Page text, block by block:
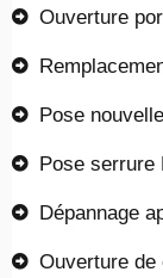
Ouverture
Pose
Pose serrure
Dépannage
Ouverture de